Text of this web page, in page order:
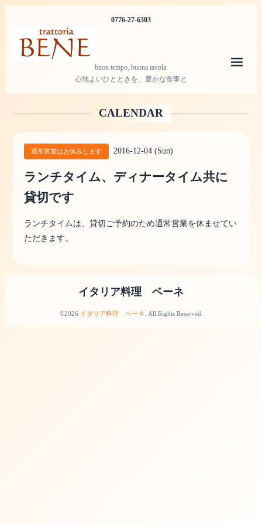
0776-27-6303
buon tempo, buona tavola.
心地よいひとときを、豊かな食事と
CALENDAR
通常営業はお休みします 2016-12-04 (Sun)
ランチタイム、ディナータイム共に
貸切です
ランチタイムは、貸切ご予約のため通常営業を休ませてい
ただきます。
イタリア料理 ベーネ
©2026 イタリア料理 ベーネ . All Rights Reserved.